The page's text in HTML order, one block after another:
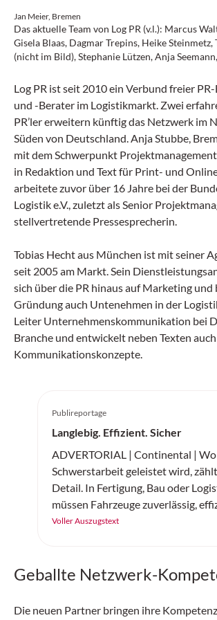
Jan Meier, Bremen
Das aktuelle Team von Log PR (v.l.): Marcus
Gisela Blaas, Dagmar Trepins, Heike Steinmetz,
(nicht im Bild), Stephanie Lützen, Anja
Log PR ist seit 2010 ein Verbund freier
und -Berater im Logistikmarkt. Zwei
PR’ler erweitern künftig das Netzwerk im
Süden von Deutschland. Anja Stubbe,
mit dem Schwerpunkt
in Redaktion und Text für Print- und
arbeitete zuvor über 16 Jahre bei der
Logistik e.V., zuletzt als Senior
stellvertretende Pressesprecherin.
Tobias Hecht aus München ist mit seiner
seit 2005 am Markt. Sein
sich über die PR hinaus auf Marketing
Gründung auch Untenehmen in der
Leiter Unternehmenskommunikation bei
Branche und entwickelt neben Texten
Kommunikationskonzepte.
Publireportage
Langlebig. Effizient. Sicher
ADVERTORIAL | Continental |
Schwerstarbeit geleistet wird,
Detail. In Fertigung, Bau oder
müssen Fahrzeuge zuverlässig,
und sicher arbeiten. Der «SC20+»
Höchstleistung auf jedem
Voller Auszugstext
Geballte Netzwerk-
Die neuen Partner bringen ihre